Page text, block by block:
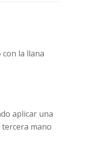
la llana
aplicar una
tercera mano